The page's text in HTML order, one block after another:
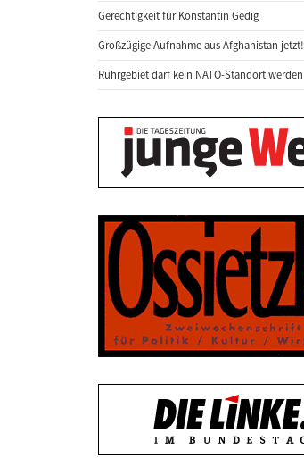
Gerechtigkeit für Konstantin Gedig
Großzügige Aufnahme aus Afghanistan jetzt!
Ruhrgebiet darf kein NATO-Standort werden